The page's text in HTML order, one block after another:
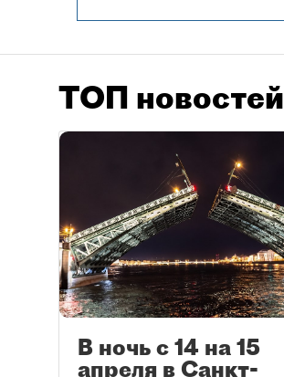
ТОП новостей
В ночь с 14 на 15
апреля в Санкт-